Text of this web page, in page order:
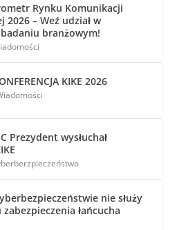
Rynku Komunikacji
2026 – Weź udział w
branżowym!
KIKE 2026
Prezydent wysłuchał
nie służy
łańcucha